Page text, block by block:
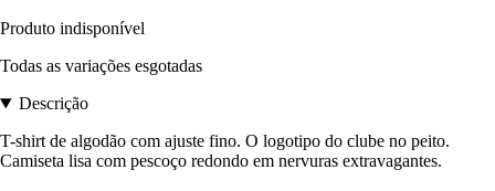
Produto indisponível
Todas as variações esgotadas
Descrição
T-shirt de algodão com ajuste fino. O logotipo do clube no peito.
Camiseta lisa com pescoço redondo em nervuras extravagantes.